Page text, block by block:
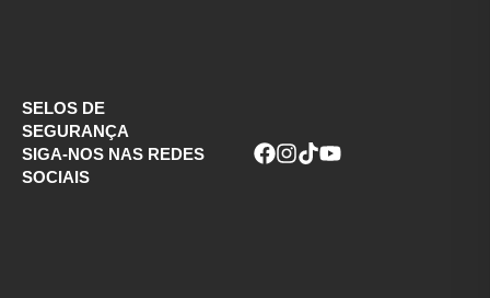
SELOS DE
SEGURANÇA
SIGA-NOS NAS REDES
SOCIAIS